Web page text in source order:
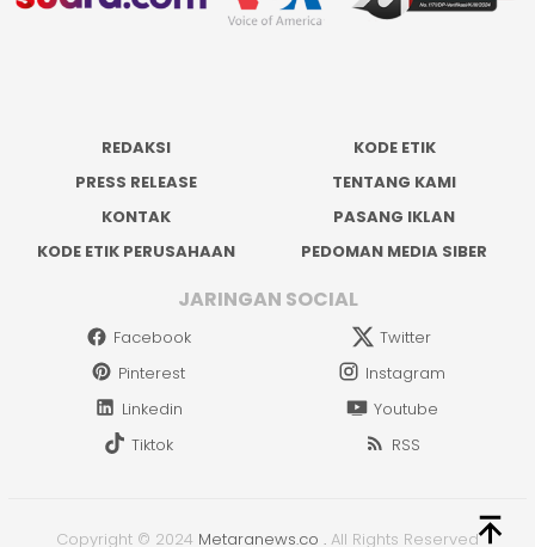
REDAKSI
KODE ETIK
PRESS RELEASE
TENTANG KAMI
KONTAK
PASANG IKLAN
KODE ETIK PERUSAHAAN
PEDOMAN MEDIA SIBER
JARINGAN SOCIAL
Facebook
Twitter
Pinterest
Instagram
Linkedin
Youtube
Tiktok
RSS
Copyright © 2024 Metaranews.co . All Rights Reserved